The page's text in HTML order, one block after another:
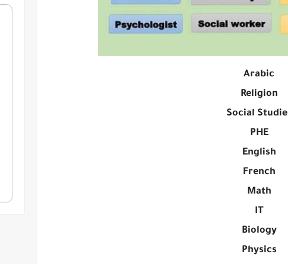
Arabic
Religion
Social
PHE
English
French
Math
IT
Biology
Physics